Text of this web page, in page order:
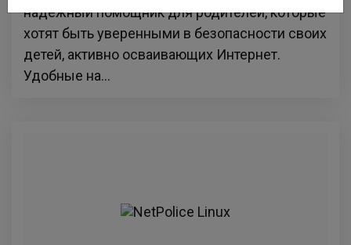
надёжный помощник для родителей, которые
хотят быть уверенными в безопасности своих
детей, активно осваивающих Интернет.
Удобные на...